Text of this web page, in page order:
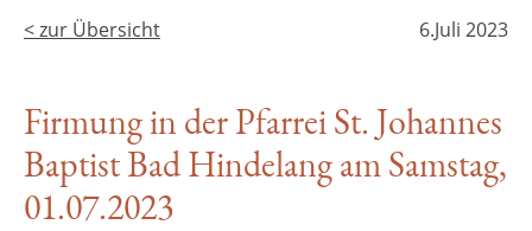
< zur Übersicht 6.Juli 2023
Firmung in der Pfarrei St. Johannes
Baptist Bad Hindelang am Samstag,
01.07.2023